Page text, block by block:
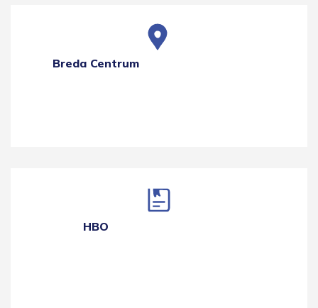
Breda Centrum
HBO